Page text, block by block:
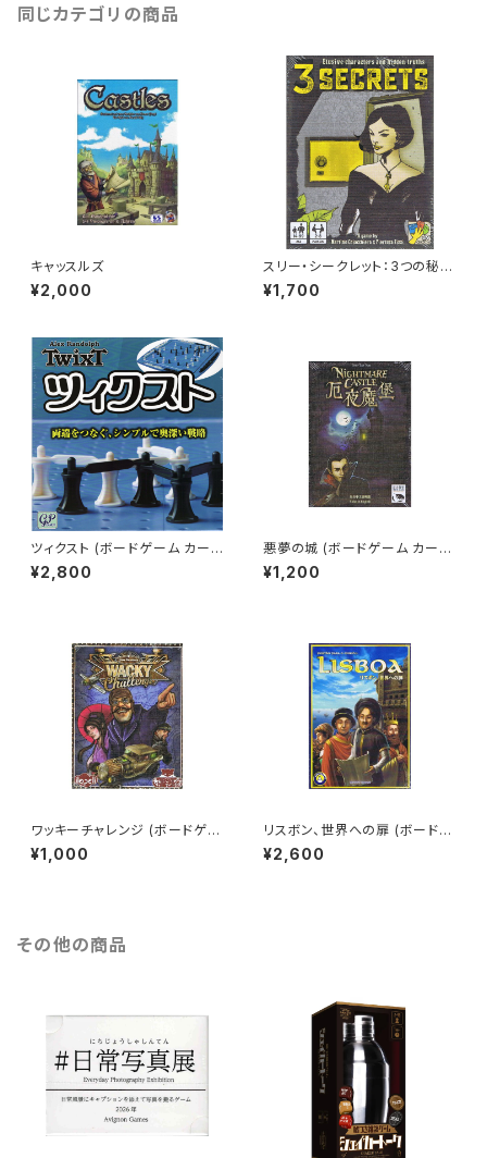
同じカテゴリの商品
キャッスルズ
¥2,000
スリー・シークレット：3つの秘密
(ボードゲーム カードゲーム) 1
4歳以上 15分程度 2-8人用
¥1,700
ツィクスト (ボードゲーム カード
ゲーム) 8歳以上 45分程度 2-
4人用
¥2,800
悪夢の城 (ボードゲーム カード
ゲーム) 10歳以上 15分程度 3-
6人用
¥1,200
ワッキーチャレンジ (ボードゲー
ム カードゲーム) 7歳以上 7分
程度 2-7人用
¥1,000
リスボン、世界への扉 (ボードゲ
ーム カードゲーム) 10歳以上 6
0分程度 2-4人用
¥2,600
その他の商品